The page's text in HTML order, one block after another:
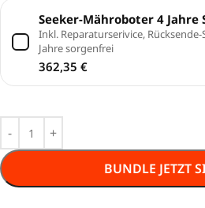
Seeker-Mähroboter 4 Jahre
Inkl. Reparaturserivice,
Jahre sorgenfrei
362,35 €
BUNDLE JETZT